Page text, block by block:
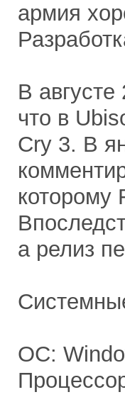
армия
В
что в
Cry 3. В
которому
а релиз
ОС: